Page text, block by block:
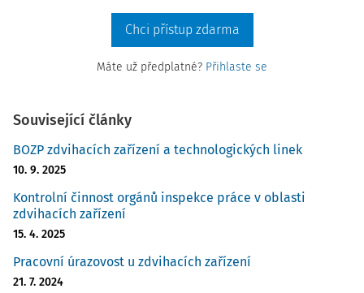
Chci přístup zdarma
Máte už předplatné? Přihlaste se
Související články
BOZP zdvihacích zařízení a technologických linek
10. 9. 2025
Kontrolní činnost orgánů inspekce práce v oblasti
zdvihacích zařízení
15. 4. 2025
Pracovní úrazovost u zdvihacích zařízení
21. 7. 2024